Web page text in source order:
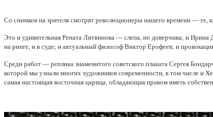
Со снимков на зрителя смотрят революционеры нашего времени — те,
Это и удивительная Рената Литвинова — слепа, но доверчива; и Ирина
на ринге, и в суде; и актуальный философ Виктор Ерофеев; и
Среди работ — реплика знаменитого советского плаката Сергея
которой мы узнали многих художников современности, в том числе и
самая настоящая восточная царица, обладающая правом иметь